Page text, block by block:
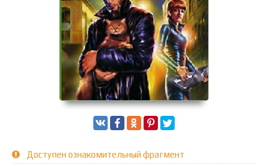
Доступен ознакомительный фрагмент